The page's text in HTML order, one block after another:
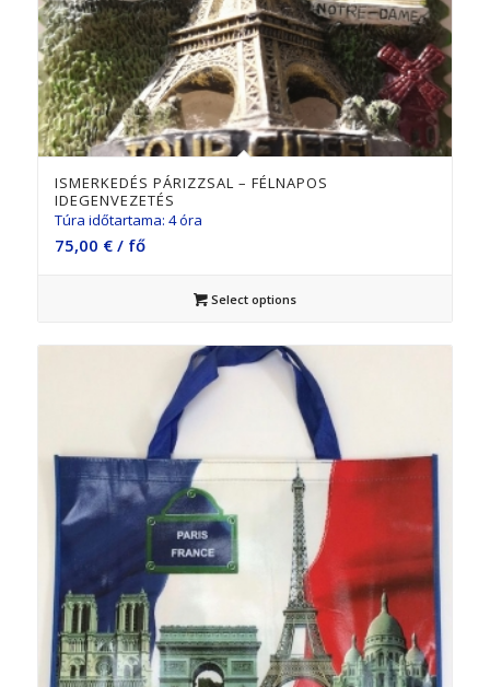
ISMERKEDÉS PÁRIZZSAL – FÉLNAPOS
IDEGENVEZETÉS
Túra időtartama: 4 óra
75,00 €/ fő
Select options